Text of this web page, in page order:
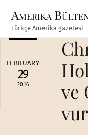
content
Amerika
Türkçe Amerika gazetesi
FEBRUARY
29
2016
ve